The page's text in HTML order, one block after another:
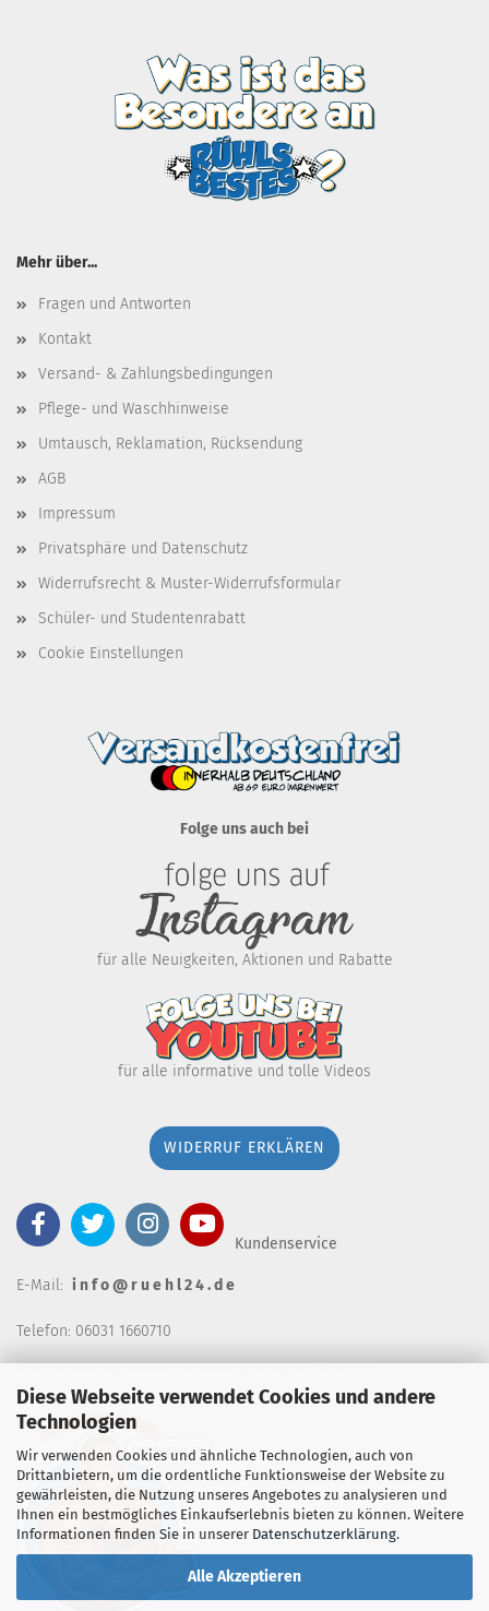
Diese Webseite verwendet Cookies und andere
Technologien
Wir verwenden Cookies und ähnliche Technologien, auch von
Drittanbietern, um die ordentliche Funktionsweise der Website zu
gewährleisten, die Nutzung unseres Angebotes zu analysieren und
Ihnen ein bestmögliches Einkaufserlebnis bieten zu können. Weitere
Informationen finden Sie in unserer Datenschutzerklärung.
Alle Akzeptieren
Mehr über...
Fragen und Antworten
Kontakt
Versand- & Zahlungsbedingungen
Pflege- und Waschhinweise
Umtausch, Reklamation, Rücksendung
AGB
Impressum
Privatsphäre und Datenschutz
Widerrufsrecht & Muster-Widerrufsformular
Schüler- und Studentenrabatt
Cookie Einstellungen
Folge uns auch bei
für alle Neuigkeiten, Aktionen und Rabatte
für alle informative und tolle Videos
WIDERRUF ERKLÄREN
Kundenservice
E-Mail: i n f o @ r u e h l 2 4 . d e
Telefon: 06031 1660710